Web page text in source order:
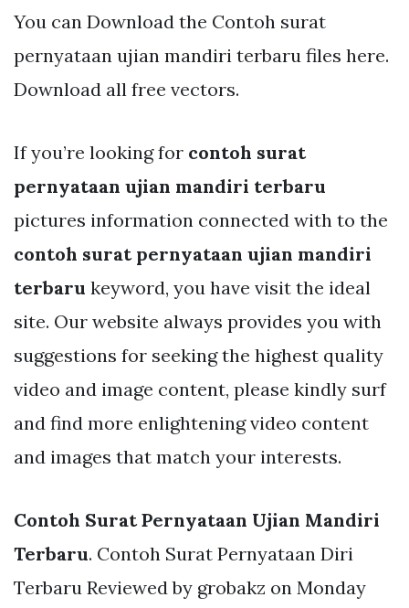
You can Download the Contoh surat
pernyataan ujian mandiri terbaru files here.
Download all free vectors.
If you’re looking for contoh surat
pernyataan ujian mandiri terbaru
pictures information connected with to the
contoh surat pernyataan ujian mandiri
terbaru keyword, you have visit the ideal
site. Our website always provides you with
suggestions for seeking the highest quality
video and image content, please kindly surf
and find more enlightening video content
and images that match your interests.
Contoh Surat Pernyataan Ujian Mandiri
Terbaru. Contoh Surat Pernyataan Diri
Terbaru Reviewed by grobakz on Monday